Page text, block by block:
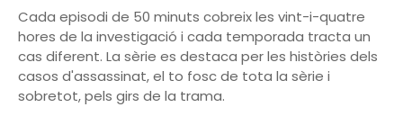
Cada episodi de 50 minuts cobreix les vint-i-quatre
hores de la investigació i cada temporada tracta un
cas diferent. La sèrie es destaca per les històries dels
casos d'assassinat, el to fosc de tota la sèrie i
sobretot, pels girs de la trama.